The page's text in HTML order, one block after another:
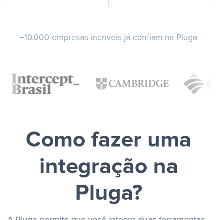
+10.000 empresas incríveis já confiam na Pluga
Como fazer uma
integração na
Pluga?